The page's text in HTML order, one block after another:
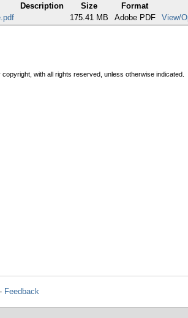
Description Size
Format
175.41 MB Adobe PDF View/
with all rights reserved, unless otherwise indicated.
Feedback